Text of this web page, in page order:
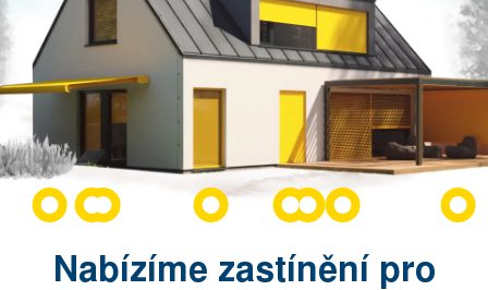
Nabízíme zastínění pro